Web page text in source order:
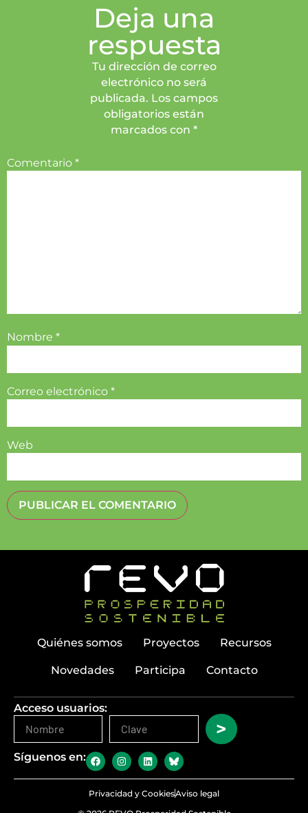
Deja una
respuesta
Tu dirección de correo
electrónico no será
publicada. Los campos
obligatorios están
marcados con *
Comentario *
Nombre *
Correo electrónico *
Web
Quiénes somos Proyectos Recursos
Novedades Participa Contacto
Acceso usuarios:
>
Síguenos en:
Privacidad y CookiesAviso legal